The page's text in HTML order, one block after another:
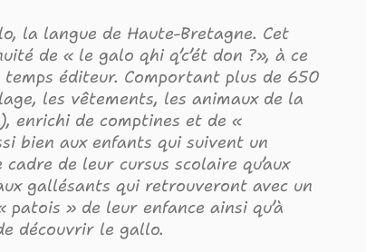
la langue de Haute-Bretagne. Cet
de « le galo qhi q’c’ét don ?», à ce
temps éditeur. Comportant plus de 650
les vêtements, les animaux de la
enrichi de comptines et de «
bien aux enfants qui suivent un
de leur cursus scolaire qu’aux
gallésants qui retrouveront avec un
» de leur enfance ainsi qu’à
découvrir le gallo.